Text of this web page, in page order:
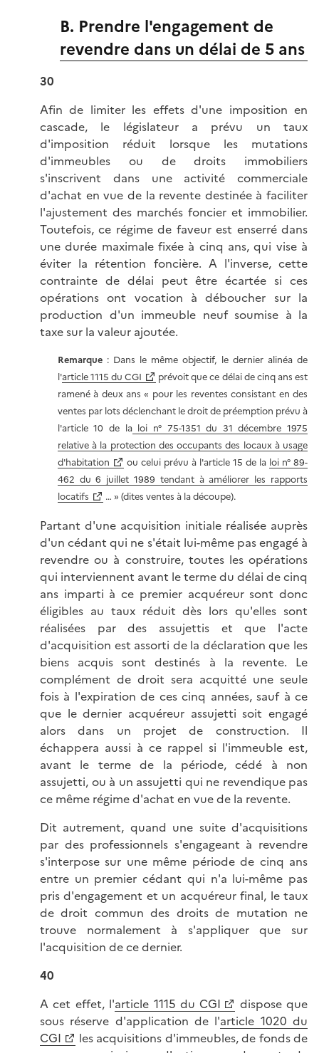
B. Prendre l'engagement de
revendre dans un délai de 5 ans
30
Afin de limiter les effets d'une imposition en
cascade, le législateur a prévu un taux
d'imposition réduit lorsque les mutations
d'immeubles ou de droits immobiliers
s'inscrivent dans une activité commerciale
d'achat en vue de la revente destinée à faciliter
l'ajustement des marchés foncier et immobilier.
Toutefois, ce régime de faveur est enserré dans
une durée maximale fixée à cinq ans, qui vise à
éviter la rétention foncière. A l'inverse, cette
contrainte de délai peut être écartée si ces
opérations ont vocation à déboucher sur la
production d'un immeuble neuf soumise à la
taxe sur la valeur ajoutée.
Remarque: Dans le même objectif, le dernier alinéa de
l'article 1115 du CGI
prévoit que ce délai de cinq ans est
ramené à deux ans « pour les reventes consistant en des
ventes par lots déclenchant le droit de préemption prévu à
l'article 10 de laloi n° 75-1351 du 31 décembre 1975
relative à la protection des occupants des locaux à usage
d'habitation
ou celui prévu à l'article 15 de la loi n° 89-
462 du 6 juillet 1989 tendant à améliorer les rapports
locatifs
… » (dites ventes à la découpe).
Partant d'une acquisition initiale réalisée auprès
d'un cédant qui ne s'était lui-même pas engagé à
revendre ou à construire, toutes les opérations
qui interviennent avant le terme du délai de cinq
ans imparti à ce premier acquéreur sont donc
éligibles au taux réduit dès lors qu'elles sont
réalisées par des assujettis et que l'acte
d'acquisition est assorti de la déclaration que les
biens acquis sont destinés à la revente. Le
complément de droit sera acquitté une seule
fois à l'expiration de ces cinq années, sauf à ce
que le dernier acquéreur assujetti soit engagé
alors dans un projet de construction. Il
échappera aussi à ce rappel si l'immeuble est,
avant le terme de la période, cédé à non
assujetti, ou à un assujetti qui ne revendique pas
ce même régime d'achat en vue de la revente.
Dit autrement, quand une suite d'acquisitions
par des professionnels s'engageant à revendre
s'interpose sur une même période de cinq ans
entre un premier cédant qui n'a lui-même pas
pris d'engagement et un acquéreur final, le taux
de droit commun des droits de mutation ne
trouve normalement à s'appliquer que sur
l'acquisition de ce dernier.
40
A cet effet, l'article 1115 du CGI
dispose que
sous réserve d'application de l'article 1020 du
CGI
les acquisitions d'immeubles, de fonds de